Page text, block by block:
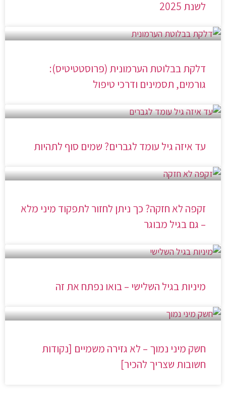
לשנת 2025
דלקת בבלוטת הערמונית (פרוסטטיטיס):
גורמים, תסמינים ודרכי טיפול
עד איזה גיל עומד לגברים? שמים סוף לתהיות
זקפה לא חזקה? כך ניתן לחזור לתפקוד מיני מלא
– גם בגיל מבוגר
מיניות בגיל השלישי – בואו נפתח את זה
חשק מיני נמוך – לא גזירה משמיים [נקודות
חשובות שצריך להכיר]